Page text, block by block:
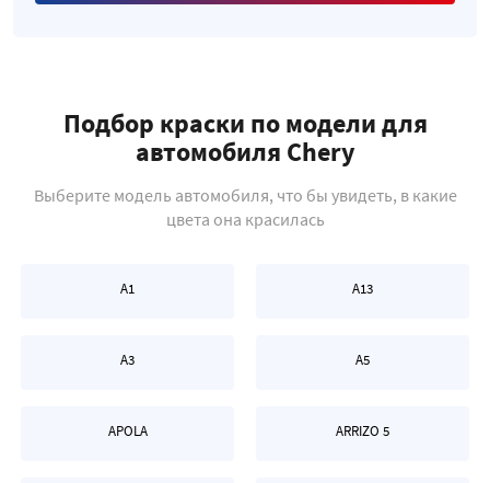
Подбор краски по модели для
автомобиля Chery
Выберите модель автомобиля, что бы увидеть, в какие
цвета она красилась
A1 A13
A3 A5
APOLA ARRIZO 5